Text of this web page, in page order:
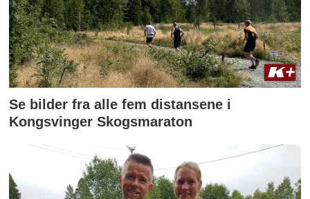
Se bilder fra alle fem distansene i
Kongsvinger Skogsmaraton